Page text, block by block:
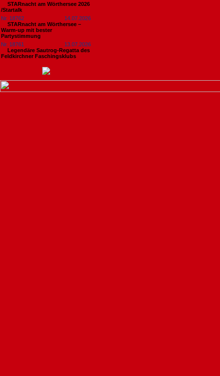
STARnacht am Wörthersee 2026
/Startalk
Nr. 18762
14.07.2026
STARnacht am Wörthersee –
Warm-up mit bester
Partystimmung
Nr. 18761
13.07.2026
Legendäre Sautrog-Regatta des
Feldkirchner Faschingsklubs